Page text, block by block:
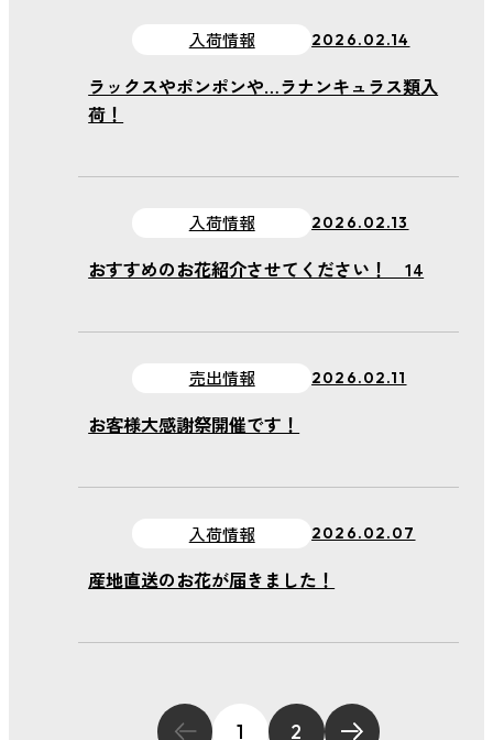
入荷情報 2026.02.14
ラックスやポンポンや…ラナンキュラス類入
荷！
入荷情報 2026.02.13
おすすめのお花紹介させてください！ 14
売出情報 2026.02.11
お客様大感謝祭開催です！
入荷情報 2026.02.07
産地直送のお花が届きました！
1 2